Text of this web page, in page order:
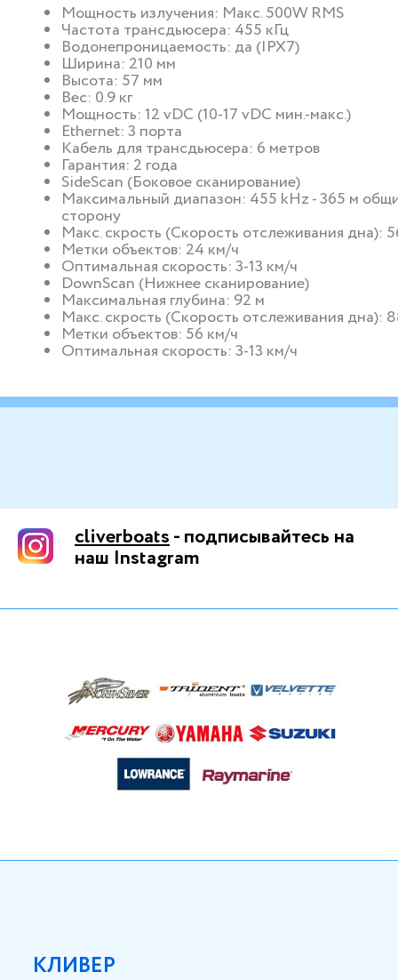
Мощность излучения: Макс. 500W RMS
Частота трансдьюсера: 455 кГц
Водонепроницаемость: да (IPX7)
Ширина: 210 мм
Высота: 57 мм
Вес: 0.9 кг
Мощность: 12 vDC (10-17 vDC мин.-макс.)
Ethernet: 3 порта
Кабель для трансдьюсера: 6 метров
Гарантия: 2 года
SideScan (Боковое сканирование)
Максимальный диапазон: 455 kHz - 365 м
сторону
Макс. скрость (Скорость отслеживания дна):
Метки объектов: 24 км/ч
Оптимальная скорость: 3-13 км/ч
DownScan (Нижнее сканирование)
Максимальная глубина: 92 м
Макс. скрость (Скорость отслеживания дна):
Метки объектов: 56 км/ч
Оптимальная скорость: 3-13 км/ч
cliverboats- подписывайтесь на
наш Instagram
КЛИВЕР